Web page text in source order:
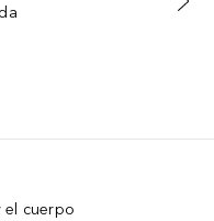
el cuerpo